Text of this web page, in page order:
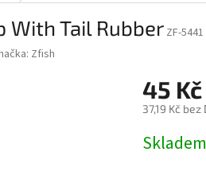
With Tail Rubber ZF-5441
Zfish
45 Kč
37,19 Kč bez
cena:
Skladem